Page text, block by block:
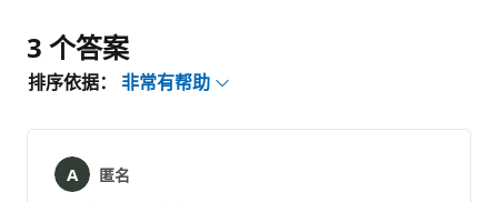
3 个答案
排序依据： 非常有帮助
匿名